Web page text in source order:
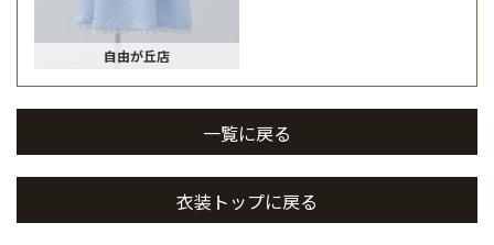
自由が丘店
一覧に戻る
衣装トップに戻る